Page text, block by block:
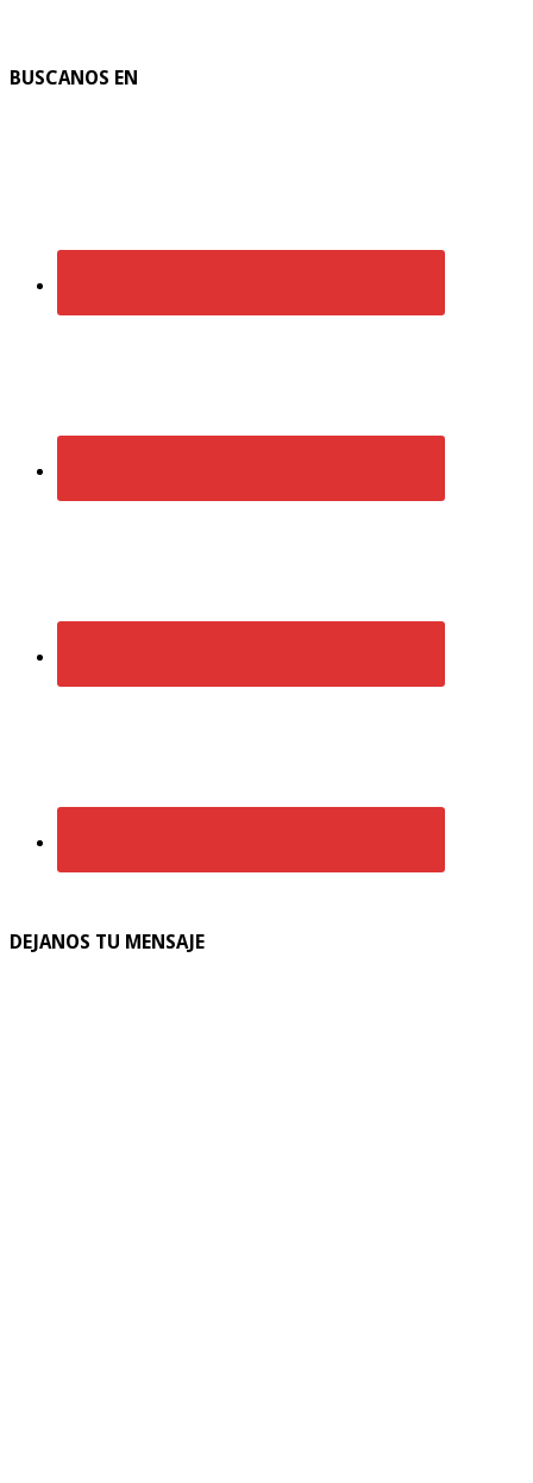
BUSCANOS EN
DEJANOS TU MENSAJE